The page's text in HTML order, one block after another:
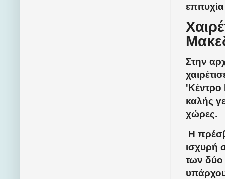
Στην
'Κέντρο
καλής
χώρες.
Η
ισχυρή
των δύο